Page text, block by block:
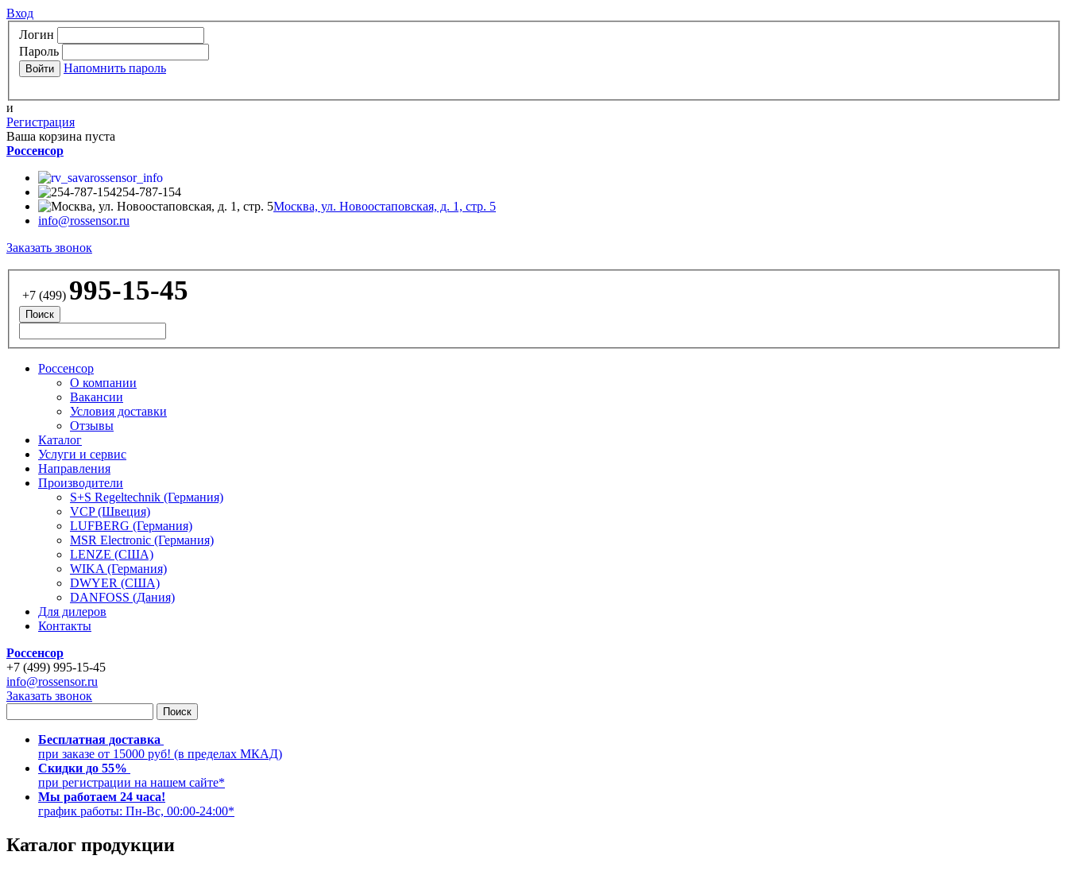
Вход
Логин
Пароль
Напомнить пароль
и
Регистрация
Ваша корзина пуста
Россенсор
rossensor_info
254-787-154
Москва, ул. Новоостаповская, д. 1, стр. 5
info@rossensor.ru
Заказать звонок
+7 (499) 995-15-45
Россенсор
О компании
Вакансии
Условия доставки
Отзывы
Каталог
Услуги и сервис
Направления
Производители
S+S Regeltechnik (Германия)
VCP (Швеция)
LUFBERG (Германия)
MSR Electronic (Германия)
LENZE (США)
WIKA (Германия)
DWYER (США)
DANFOSS (Дания)
Для дилеров
Контакты
Россенсор
+7 (499) 995-15-45
info@rossensor.ru
Заказать звонок
Бесплатная доставка
при заказе от 15000 руб! (в пределах МКАД)
Скидки до 55%
при регистрации на нашем сайте*
Мы работаем 24 часа!
график работы: Пн-Вс, 00:00-24:00*
Каталог продукции